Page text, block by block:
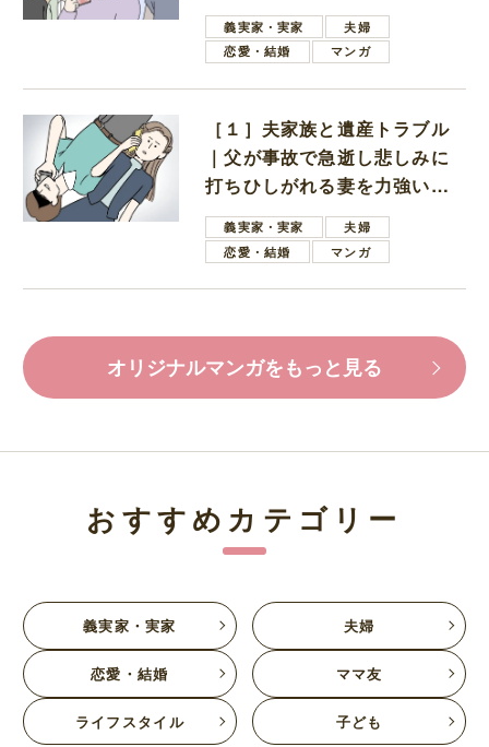
母義実家・実家
夫婦
恋愛・結婚
マンガ
［１］夫家族と遺産トラブル
｜父が事故で急逝し悲しみに
打ちひしがれる妻を力強い言
葉で励ます夫
義実家・実家
夫婦
恋愛・結婚
マンガ
オリジナルマンガをもっと見る
おすすめカテゴリー
義実家・実家 夫婦
恋愛・結婚 ママ友
ライフスタイル 子ども